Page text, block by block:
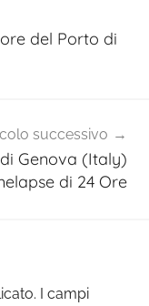
del Porto di
successivo
Genova (Italy)
di 24 Ore
I campi